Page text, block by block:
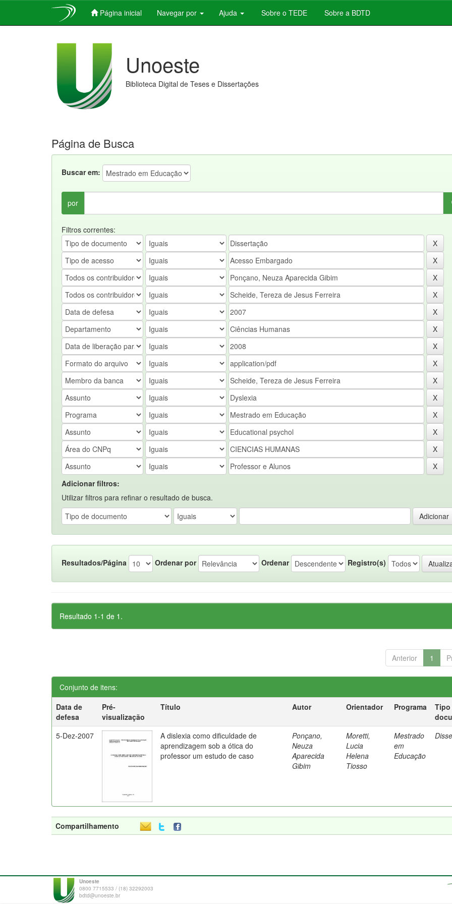
Página inicial Navegar por Ajuda Sobre o TEDE Sobre a BDTD
Unoeste
Biblioteca Digital de Teses e Dissertações
Página de Busca
Buscar em:
por
Filtros correntes:
Adicionar filtros:
Utilizar filtros para refinar o resultado de busca.
Resultados/Página Ordenar por Ordenar Registro(s)
Resultado 1-1 de 1.
Anterior 1
Conjunto de itens:
Data de
defesa
Pré-
visualização
Título Autor Orientador Programa
Tipo
5-Dez-2007
A dislexia como dificuldade de
aprendizagem sob a ótica do
professor um estudo de caso
Ponçano,
Neuza
Aparecida
Gibim
Moretti,
Lucia
Helena
Tiosso
Mestrado
em
Educação
Compartilhamento
Unoeste
0800 7715533 / (18) 32292003
bdtd@unoeste.br